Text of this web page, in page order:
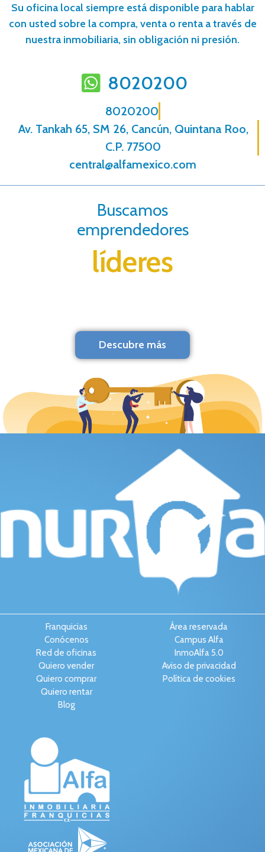
Su oficina local siempre está disponible para hablar
con usted sobre la compra, venta o renta a través de
nuestra inmobiliaria, sin obligación ni presión.
8020200
8020200
Av. Tankah 65, SM 26, Cancún, Quintana Roo,
C.P. 77500
central@alfamexico.com
Buscamos
emprendedores
líderes
Descubre más
Franquicias
Conócenos
Red de oficinas
Quiero vender
Quiero comprar
Quiero rentar
Blog
Área reservada
Campus Alfa
InmoAlfa 5.0
Aviso de privacidad
Política de cookies